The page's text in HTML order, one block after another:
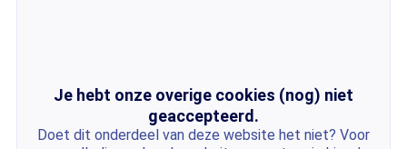
Je hebt onze overige cookies (nog) niet
geaccepteerd.
Doet dit onderdeel van deze website het niet? Voor